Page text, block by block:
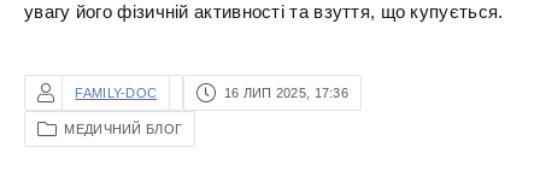
увагу його фізичній активності та взуття, що купується.
FAMILY-DOC 16 ЛИП 2025, 17:36
МЕДИЧНИЙ БЛОГ